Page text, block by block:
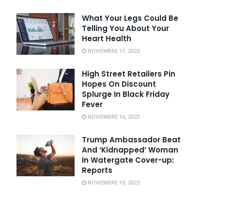
What Your Legs Could Be
Telling You About Your
Heart Health
NOVIEMBRE 17, 2023
High Street Retailers Pin
Hopes On Discount
Splurge In Black Friday
Fever
NOVIEMBRE 16, 2023
Trump Ambassador Beat
And ‘Kidnapped’ Woman
In Watergate Cover-up:
Reports
NOVIEMBRE 10, 2023